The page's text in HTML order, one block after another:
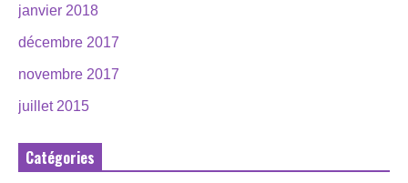
janvier 2018
décembre 2017
novembre 2017
juillet 2015
Catégories